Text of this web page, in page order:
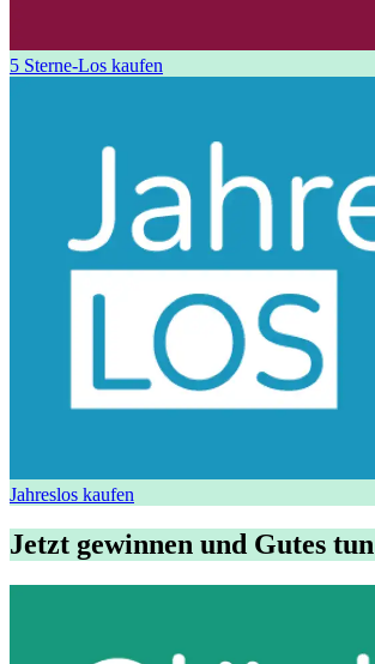
5 Sterne-Los kaufen
Jahreslos kaufen
Jetzt gewinnen und Gutes tun